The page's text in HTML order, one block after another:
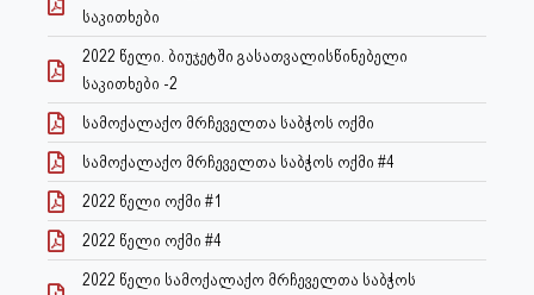
საკითხები
2022 წელი. ბიუჯეტში გასათვალისწინებელი
საკითხები -2
სამოქალაქო მრჩეველთა საბჭოს ოქმი
სამოქალაქო მრჩეველთა საბჭოს ოქმი #4
2022 წელი ოქმი #1
2022 წელი ოქმი #4
2022 წელი სამოქალაქო მრჩეველთა საბჭოს